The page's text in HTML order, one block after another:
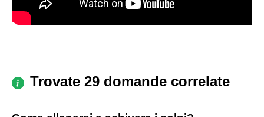
Trovate 29 domande correlate